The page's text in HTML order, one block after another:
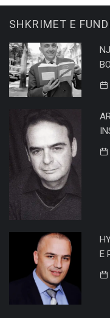
SHKRIMET E
E